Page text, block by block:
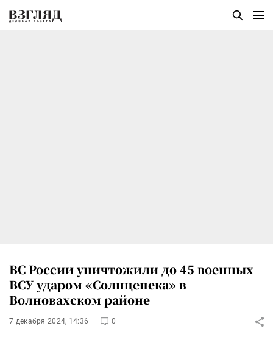
ВС России уничтожили до 45 военных
ВСУ ударом «Солнцепека» в
Волновахском районе
7 декабря 2024, 14:36 0